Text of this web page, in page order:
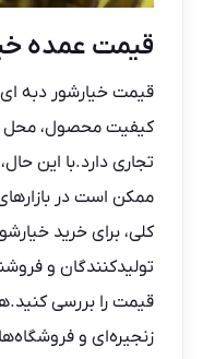
قیمت عمده
قیمت خیارشور دبه
کیفیت محصول، محل
تجاری دارد.با این
ممکن است در
کلی، برای خرید
تولیدکنندگان و
قیمت را بررسی
زنجیره‌ای و